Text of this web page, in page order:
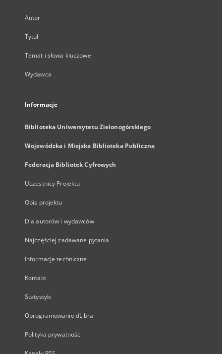
Autor
Tytuł
Temat i słowa kluczowe
Wydawca
Informacje
Biblioteka Uniwersytetu Zielonogórskiego
Wojewódzka i Miejska Biblioteka Publiczna
Federacja Bibliotek Cyfrowych
Uczestnicy Projektu
Opis projektu
Dla autorów i wydawców
Najczęściej zadawane pytania
Informacje techniczne
Kontakt
Statystyki
Oprogramowanie dLibra
Polityka prywatności